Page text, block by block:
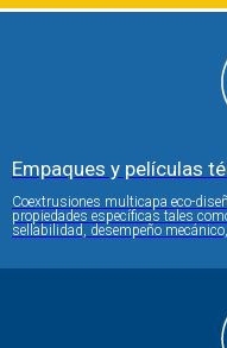
Empaques y películas
Coextrusiones multicapa eco-
propiedades específicas tales
sellabilidad, desempeño